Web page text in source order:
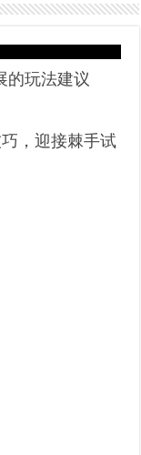
的玩法建议
，迎接棘手试